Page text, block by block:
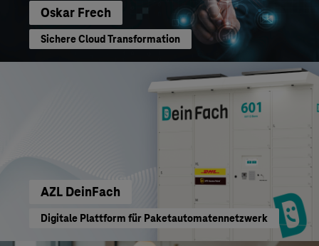
Oskar Frech
Sichere Cloud Transformation
AZL DeinFach
Digitale Plattform für Paketautomatennetzwerk